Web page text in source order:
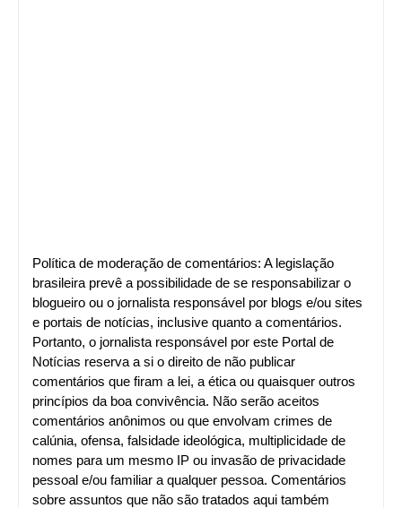
Política de moderação de comentários: A legislação
brasileira prevê a possibilidade de se responsabilizar o
blogueiro ou o jornalista responsável por blogs e/ou sites
e portais de notícias, inclusive quanto a comentários.
Portanto, o jornalista responsável por este Portal de
Notícias reserva a si o direito de não publicar
comentários que firam a lei, a ética ou quaisquer outros
princípios da boa convivência. Não serão aceitos
comentários anônimos ou que envolvam crimes de
calúnia, ofensa, falsidade ideológica, multiplicidade de
nomes para um mesmo IP ou invasão de privacidade
pessoal e/ou familiar a qualquer pessoa. Comentários
sobre assuntos que não são tratados aqui também